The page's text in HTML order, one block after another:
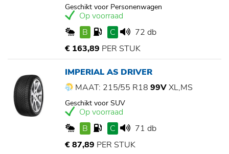
Geschikt voor Personenwagen
Op voorraad
B
C
72 db
€ 163,89 PER STUK
IMPERIAL AS DRIVER
MAAT: 215/55 R18 99VXL,MS
Geschikt voor SUV
Op voorraad
B
C
71 db
€ 87,89 PER STUK